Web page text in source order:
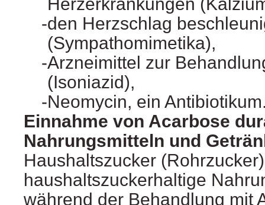
Herzerkrankungen
den Herzschlag
(Sympathomimetika),
Arzneimittel zur
(Isoniazid),
Neomycin, ein
Einnahme von Acarbose
Nahrungsmitteln und
Haushaltszucker
haushaltszuckerhaltige
während der Behandlung mit